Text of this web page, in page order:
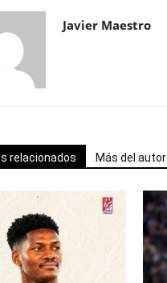
Javier Maestro
relacionados Más del autor